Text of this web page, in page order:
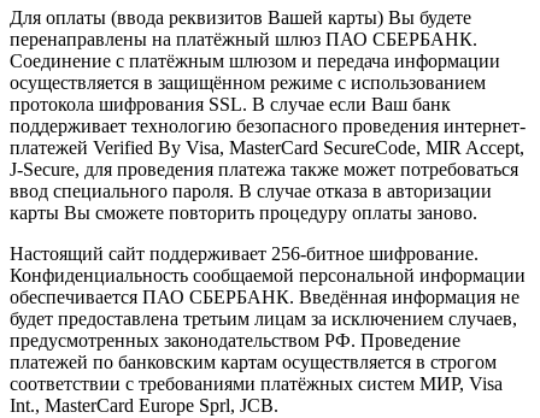
Для оплаты (ввода реквизитов Вашей карты) Вы будете
перенаправлены на платёжный шлюз ПАО СБЕРБАНК.
Соединение с платёжным шлюзом и передача информации
осуществляется в защищённом режиме с использованием
протокола шифрования SSL. В случае если Ваш банк
поддерживает технологию безопасного проведения интернет-
платежей Verified By Visa, MasterCard SecureCode, MIR Accept,
J-Secure, для проведения платежа также может потребоваться
ввод специального пароля. В случае отказа в авторизации
карты Вы сможете повторить процедуру оплаты заново.
Настоящий сайт поддерживает 256-битное шифрование.
Конфиденциальность сообщаемой персональной информации
обеспечивается ПАО СБЕРБАНК. Введённая информация не
будет предоставлена третьим лицам за исключением случаев,
предусмотренных законодательством РФ. Проведение
платежей по банковским картам осуществляется в строгом
соответствии с требованиями платёжных систем МИР, Visa
Int., MasterCard Europe Sprl, JCB.